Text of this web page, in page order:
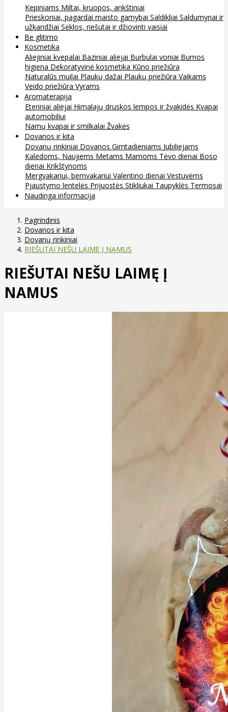
Kepiniams Miltai, kruopos, ankštiniai
Prieskoniai, pagardai maisto gamybai Saldikliai Saldumynai ir
užkandžiai Sėklos, riešutai ir džiovinti vaisiai
Be glitimo
Kosmetika
Aliejiniai kvepalai Baziniai aliejai Burbulai voniai Burnos
higiena Dekoratyvinė kosmetika Kūno priežiūra
Naturalūs muilai Plaukų dažai Plaukų priežiūra Vaikams
Veido priežiūra Vyrams
Aromaterapija
Eteriniai aliejai Himalajų druskos lempos ir žvakidės Kvapai
automobiliui
Namų kvapai ir smilkalai Žvakės
Dovanos ir kita
Dovanų rinkiniai Dovanos Gimtadieniams Jubiliejams
Kalėdoms, Naujiems Metams Mamoms Tėvo dienai Boso
dienai Krikštynoms
Mergvakariui, bernvakariui Valentino dienai Vestuvėms
Pjaustymo lentelės Prijuostės Stikliukai Taupyklės Termosai
Naudinga informacija
Pagrindinis
Dovanos ir kita
Dovanų rinkiniai
RIEŠUTAI NEŠU LAIMĘ Į NAMUS
RIEŠUTAI NEŠU LAIMĘ Į
NAMUS